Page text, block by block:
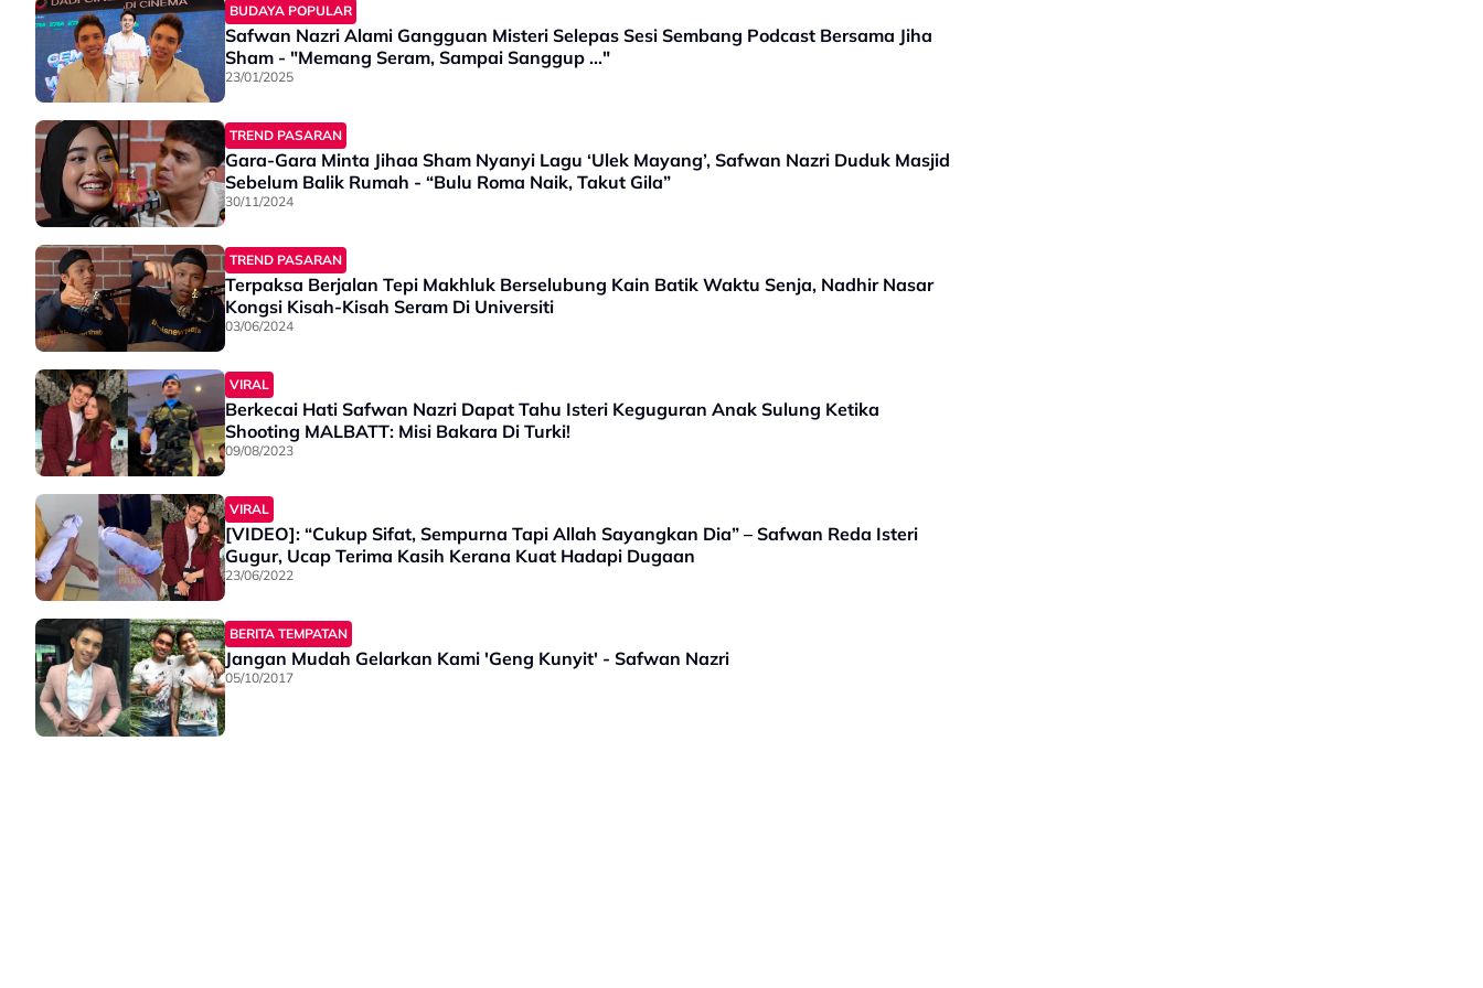
BUDAYA POPULAR
Safwan Nazri Alami Gangguan Misteri Selepas Sesi Sembang Podcast Bersama Jiha
Sham - "Memang Seram, Sampai Sanggup ..."
23/01/2025
TREND PASARAN
Gara-Gara Minta Jihaa Sham Nyanyi Lagu ‘Ulek Mayang’, Safwan Nazri Duduk Masjid
Sebelum Balik Rumah - “Bulu Roma Naik, Takut Gila”
30/11/2024
TREND PASARAN
Terpaksa Berjalan Tepi Makhluk Berselubung Kain Batik Waktu Senja, Nadhir Nasar
Kongsi Kisah-Kisah Seram Di Universiti
03/06/2024
VIRAL
Berkecai Hati Safwan Nazri Dapat Tahu Isteri Keguguran Anak Sulung Ketika
Shooting MALBATT: Misi Bakara Di Turki!
09/08/2023
VIRAL
[VIDEO]: “Cukup Sifat, Sempurna Tapi Allah Sayangkan Dia” – Safwan Reda Isteri
Gugur, Ucap Terima Kasih Kerana Kuat Hadapi Dugaan
23/06/2022
BERITA TEMPATAN
Jangan Mudah Gelarkan Kami 'Geng Kunyit' - Safwan Nazri
05/10/2017